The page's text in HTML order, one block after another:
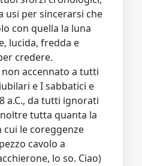
usi per sincerarsi che
con quella la luna
lucida, fredda e
credere.
accennato a tutti
e I sabbatici e
a.C., da tutti ignorati
tutta quanta la
cui le coreggenze
cavolo a
lo so. Ciao)